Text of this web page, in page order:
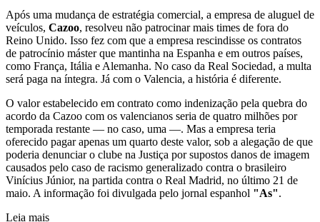
Após uma mudança de estratégia comercial, a empresa de aluguel de
veículos, Cazoo, resolveu não patrocinar mais times de fora do
Reino Unido. Isso fez com que a empresa rescindisse os contratos
de patrocínio máster que mantinha na Espanha e em outros países,
como França, Itália e Alemanha. No caso da Real Sociedad, a multa
será paga na íntegra. Já com o Valencia, a história é diferente.
O valor estabelecido em contrato como indenização pela quebra do
acordo da Cazoo com os valencianos seria de quatro milhões por
temporada restante — no caso, uma —. Mas a empresa teria
oferecido pagar apenas um quarto deste valor, sob a alegação de que
poderia denunciar o clube na Justiça por supostos danos de imagem
causados pelo caso de racismo generalizado contra o brasileiro
Vinícius Júnior, na partida contra o Real Madrid, no último 21 de
maio. A informação foi divulgada pelo jornal espanhol "As".
Leia mais